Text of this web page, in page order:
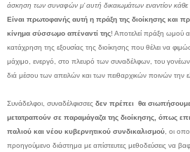
άσκηση των συναφών μ’ αυτή δικαιωμάτων εναντίον
Είναι πρωτοφανής αυτή η πράξη της διοίκησης και
κίνημα σύσσωμο απέναντί της! Αποτελεί πράξη ωμού
κατάχρηση της εξουσίας της διοίκησης που θέλει να
μάχιμο, ενεργό, στο πλευρό των συναδέλφων, του
διά μέσου των απειλών και των πειθαρχικών ποινών την
Συνάδελφοι, συναδέλφισσες δεν πρέπει
θα
μετατραπούν σε παραμάγαζα της διοίκησης, όπως
παλιού και νέου κυβερνητικού συνδικαλισμού , οι
προηγούμενο διάστημα με απίστευτες μεθοδεύσεις να